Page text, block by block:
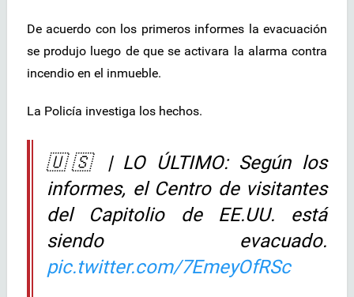
De acuerdo con los primeros informes la evacuación
se produjo luego de que se activara la alarma contra
incendio en el inmueble.
La Policía investiga los hechos.
🇺🇸 | LO ÚLTIMO: Según los
informes, el Centro de visitantes
del Capitolio de EE.UU. está
siendo evacuado.
pic.twitter.com/7EmeyOfRSc